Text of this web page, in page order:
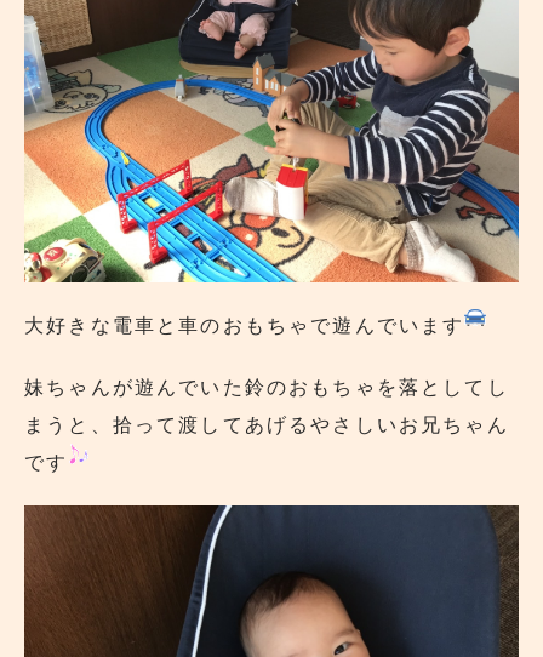
大好きな電車と車のおもちゃで遊んでいます
妹ちゃんが遊んでいた鈴のおもちゃを落としてし
まうと、拾って渡してあげるやさしいお兄ちゃん
です